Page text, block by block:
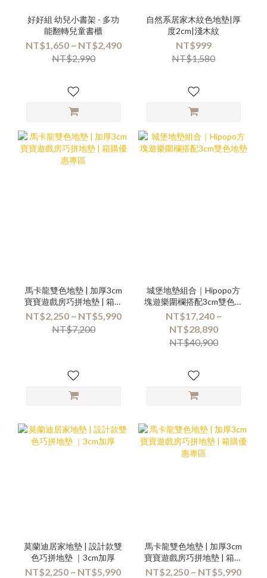
好好組 幼兒小書架 - 多功
能翻轉兒童書櫃
NT$1,650 ~ NT$2,490
NT$2,990
自然系居家木紋色地墊|厚
度2cm|淺木紋
NT$999
NT$1,580
馬卡龍雙色地墊 | 加厚3cm
寶寶遊戲房巧拼地墊 | 箱購
優惠專區
NT$2,250 ~ NT$5,990
NT$7,200
城堡地墊組合｜Hipopo方
塊遊樂圍欄搭配3cm雙色地
墊
NT$17,240 ~
NT$28,890
NT$40,900
莫蘭迪居家地墊 | 設計款雙
色巧拼地墊 ｜3cm加厚
NT$2,250 ~ NT$5,990
馬卡龍雙色地墊 | 加厚3cm
寶寶遊戲房巧拼地墊 | 箱購
優惠專區
NT$2,250 ~ NT$5,990